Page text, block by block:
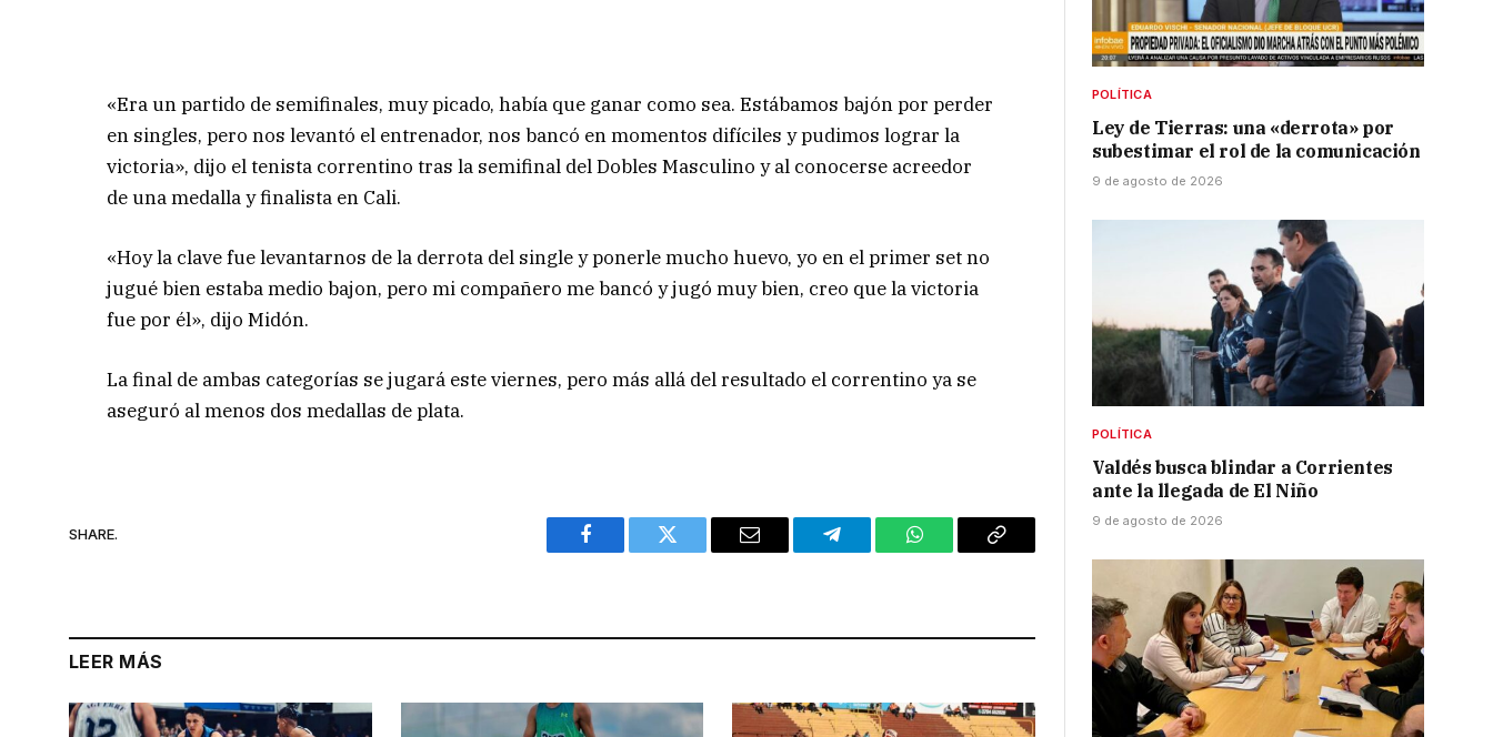
«Era un partido de semifinales, muy picado, había que ganar como sea. Estábamos bajón por perder
en singles, pero nos levantó el entrenador, nos bancó en momentos difíciles y pudimos lograr la
victoria», dijo el tenista correntino tras la semifinal del Dobles Masculino y al conocerse acreedor
de una medalla y finalista en Cali.
«Hoy la clave fue levantarnos de la derrota del single y ponerle mucho huevo, yo en el primer set no
jugué bien estaba medio bajon, pero mi compañero me bancó y jugó muy bien, creo que la victoria
fue por él», dijo Midón.
La final de ambas categorías se jugará este viernes, pero más allá del resultado el correntino ya se
aseguró al menos dos medallas de plata.
SHARE.
Facebook Twitter Email Telegram WhatsAppCopy
LEER MÁS
POLÍTICA
Ley de Tierras: una «derrota» por
subestimar el rol de la comunicación
9 de agosto de 2026
POLÍTICA
Valdés busca blindar a Corrientes
ante la llegada de El Niño
9 de agosto de 2026